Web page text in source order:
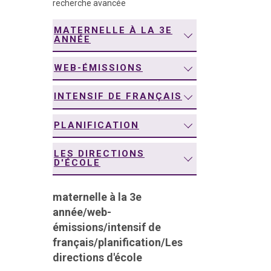
recherche avancée
MATERNELLE À LA 3E
ANNÉE
WEB-ÉMISSIONS
INTENSIF DE FRANÇAIS
PLANIFICATION
LES DIRECTIONS
D'ÉCOLE
maternelle à la 3e
année/web-
émissions/intensif de
français/planification/Les
directions d'école